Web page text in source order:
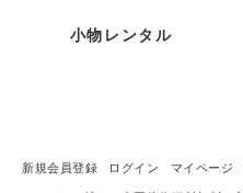
小物レンタル
新規会員登録 ログイン マイページ